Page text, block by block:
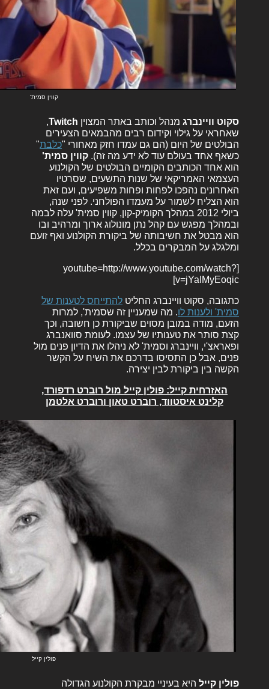
קווין סמית'
סקוט וויינברג מנהל וכותב באתר המצוין Twitch
,
שאחראי על גילוי וקידום רבים מהבמאים הצעירים
הבולטים של היום (הם גם עמדו חזק מאחורי "כלבת"
כשאף אחד בעולם עוד לא ידע מה זה). קווין סמית'
הוא אחד הכותבים הקומיים הבולטים של הקולנוע
העצמאי האמריקאי של שנות התשעים, שסרטיו
האחרונים נהפכו לפחות ופחות משפיעים, ועם זאת
הוא הצליח לשמור על מעמדו הפולחני. לפני שנה,
ביולי 2012 במהלך הקומיק-קון, קווין סמית' עלה לבמה
ובמהלך מפגש עם קהל נתן מונולוג ארוך ומרהיב ובו
הוא מבטל את חשיבותה של ביקורת הקולנוע ואף זועם
ומלגלג על המבקרים בכלל.
[youtube=http://www.youtube.com/watch?
v=jYaIMyEoqic]
כתגובה, סקוט וויינברג החליט להתייחס לטענות של
סמית' ולענות לו. מה שמעניין זה שסמית', למרות
הזעם, מודה במובן מסוים שביקורת כן חשובה, וכך
קצת סותר את טענותיו של עצמו. לעומת סוואנברג
ופאראצ'י, וויינברג וסמית' לא ניהלו את הדיון פנים מול
פנים, אבל כן התסיסו בדרכם את השיח על הקשר
הקשה בין ביקורת לבין יצירה.
האזרחית קייל: פולין קייל מול רוברט רדפורד,
קלינט איסטווד, רוברט טאון ורוברט אלטמן
פולין קייל
פולין קייל היא בעיניי מבקרת הקולנוע הגדולה